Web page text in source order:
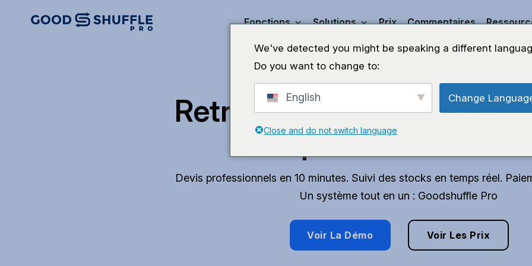
Fonctions Solutions Prix Commentaires
Retrouvez du temps pour
que vous aimez.
Devis professionnels en 10 minutes. Suivi des stocks en temps réel.
Un système tout en un : Goodshuffle Pro
Voir La Démo Voir Les Prix
We've detected you might be speaking a different
Do you want to change to:
English Change
Close and do not switch language